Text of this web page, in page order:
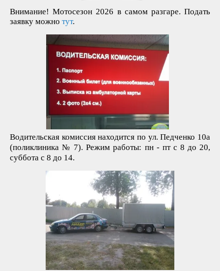
Внимание! Мотосезон 2026 в самом разгаре. Подать
заявку можно тут.
Водительская комиссия находится по ул. Педченко 10а
(поликлиника № 7). Режим работы: пн - пт c 8 до 20,
суббота с 8 до 14.